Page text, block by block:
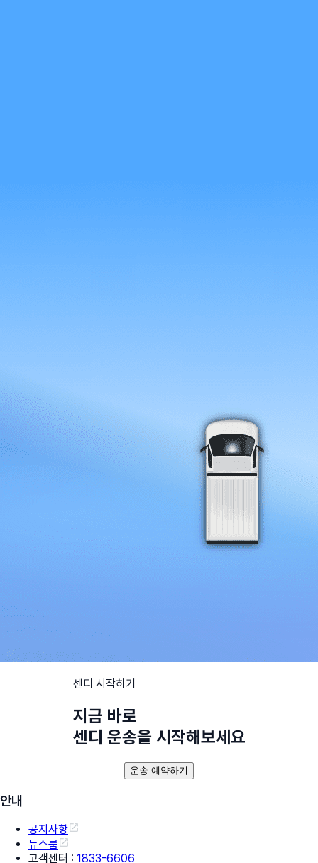
센디 시작하기
지금 바로
센디 운송을 시작해보세요
운송 예약하기
안내
공지사항
뉴스룸
고객센터 : 1833-6606